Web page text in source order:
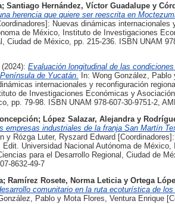
; Santiago Hernández, Víctor Guadalupe y
herencia que quiere ser reescrita en
Nuevas dinámicas
de México, Instituto de Investigaciones
Ciudad de México, pp. 215-236. ISBN UNAM
(2024): Evaluación longitudinal de las
de Yucatán.
In: Wong González,
internacionales y reconfiguración
de Investigaciones Económicas y
pp. 79-98. ISBN UNAM 978-607-30-9751-2,
; López Salazar, Alejandray
empresas industriales de la franja San Martín
y Rózga Luter, Ryszard Edward
Universidad Nacional Autónoma de
para el Desarrollo Regional, Ciudad de
8632-49-7
; Ramírez Rosete, Norma Leticia y Ortega
comunitario en la ruta ecoturística de
Pablo y Mota Flores, Ventura Enrique